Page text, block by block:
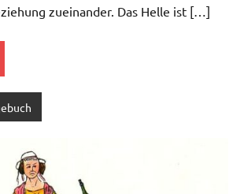
zueinander. Das Helle ist […]